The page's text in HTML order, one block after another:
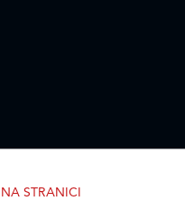
STRANICI